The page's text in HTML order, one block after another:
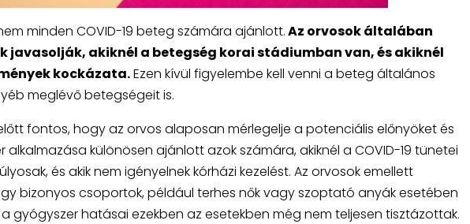
minden COVID-19 beteg számára ajánlott.Az orvosok általában
javasolják, akiknél a betegség korai stádiumban van, és akiknél
kockázata.Ezen kívül figyelembe kell venni a beteg általános
meglévő betegségeit is.
fontos, hogy az orvos alaposan mérlegelje a potenciális előnyöket és
különösen ajánlott azok számára, akiknél a COVID-19 tünetei
és akik nem igényelnek kórházi kezelést. Az orvosok emellett
bizonyos csoportok, például terhes nők vagy szoptató anyák esetében
gyógyszer hatásai ezekben az esetekben még nem teljesen tisztázottak.